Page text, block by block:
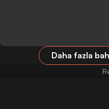
Daha fazla